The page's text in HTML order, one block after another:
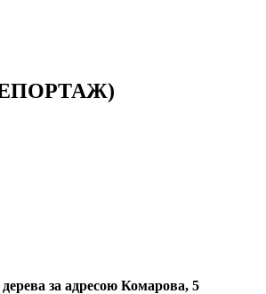
за адресою Комарова, 5